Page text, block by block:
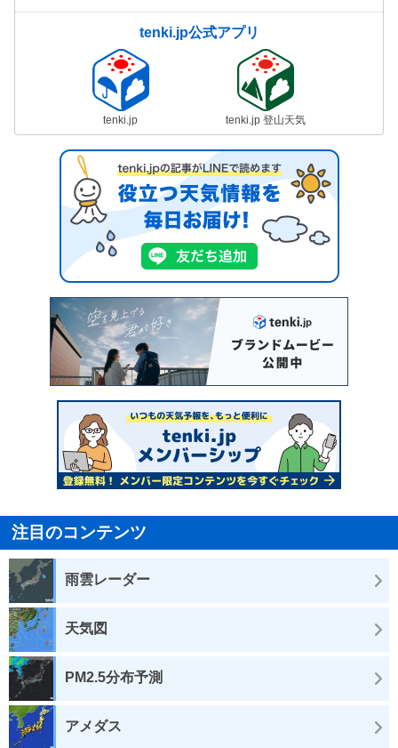
tenki.jp公式アプリ
tenki.jp tenki.jp 登山天気
注目のコンテンツ
雨雲レーダー
天気図
PM2.5分布予測
アメダス